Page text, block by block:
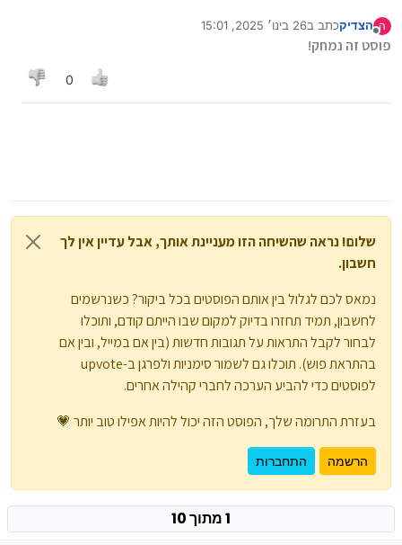
Universal Document Converter.exe
file/file/16e5f13d3bbe636a7babbf5035cb059ee127
file/file/2b7c25217258d472f7eb4f12da7fead980cda
ה
מנותק
הצדיקכתב ב26 בינו׳ 2025, 15:01
נערך לאחרונה על ידי
פוסט זה נמחק!
0
שלום! נראה שהשיחה הזו מעניינת אותך, אבל עדיין אין לך
חשבון.
נמאס לכם לגלול בין אותם הפוסטים בכל ביקור? כשנרשמים
לחשבון, תמיד תחזרו בדיוק למקום שבו הייתם קודם, ותוכלו
לבחור לקבל התראות על תגובות חדשות (בין אם במייל, ובין אם
בהתראת פוש). תוכלו גם לשמור סימניות ולפרגן ב-upvote
לפוסטים כדי להביע הערכה לחברי קהילה אחרים.
בעזרת התרומה שלך, הפוסט הזה יכול להיות אפילו טוב יותר 💗
הרשמה התחברות
1 מתוך 10